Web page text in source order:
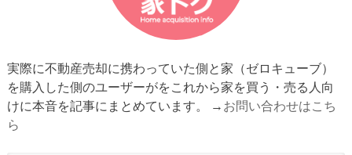
実際に不動産売却に携わっていた側と家（ゼロキューブ）
を購入した側のユーザーがをこれから家を買う・売る人向
けに本音を記事にまとめています。 → お問い合わせはこち
ら